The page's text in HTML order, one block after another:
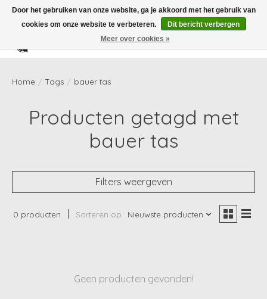
Verlanglijst
Home / Tags / bauer tas
Producten getagd met
bauer tas
Filters weergeven
0 producten Sorteren op Nieuwste producten
Geen producten gevonden!
Door het gebruiken van onze website, ga je akkoord met het gebruik van
cookies om onze website te verbeteren.
Dit bericht verbergen
Meer over cookies »